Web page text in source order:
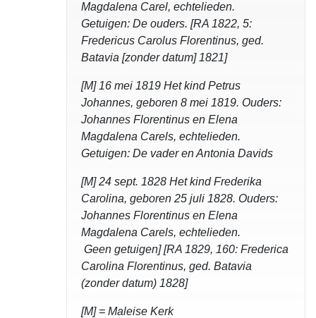
Magdalena Carel, echtelieden.
Getuigen: De ouders. [RA 1822, 5:
Fredericus Carolus Florentinus, ged.
Batavia [zonder datum] 1821]
[M] 16 mei 1819 Het kind Petrus
Johannes, geboren 8 mei 1819. Ouders:
Johannes Florentinus en Elena
Magdalena Carels, echtelieden.
Getuigen: De vader en Antonia Davids
[M] 24 sept. 1828 Het kind Frederika
Carolina, geboren 25 juli 1828. Ouders:
Johannes Florentinus en Elena
Magdalena Carels, echtelieden.
Geen getuigen] [RA 1829, 160: Frederica
Carolina Florentinus, ged. Batavia
(zonder datum) 1828]
[M] = Maleise Kerk